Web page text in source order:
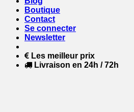
Boutique
Contact
Se connecter
Newsletter
Les meilleur prix
Livraison en 24h / 72h